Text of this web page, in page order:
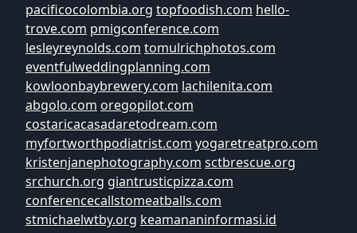
pacificocolombia.org topfoodish.com hello-
trove.com pmigconference.com
lesleyreynolds.com tomulrichphotos.com
eventfulweddingplanning.com
kowloonbaybrewery.com lachilenita.com
abgolo.com oregopilot.com
costaricacasadaretodream.com
myfortworthpodiatrist.com yogaretreatpro.com
kristenjanephotography.com sctbrescue.org
srchurch.org giantrusticpizza.com
conferencecallstomeatballs.com
stmichaelwtby.org keamananinformasi.id